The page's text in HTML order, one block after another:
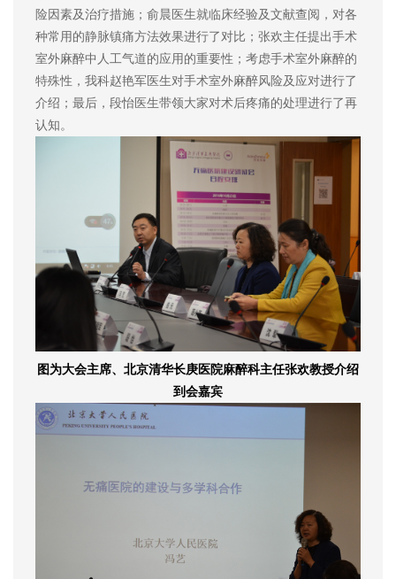
险因素及治疗措施；俞晨医生就临床经验及文献查阅，对各
种常用的静脉镇痛方法效果进行了对比；张欢主任提出手术
室外麻醉中人工气道的应用的重要性；考虑手术室外麻醉的
特殊性，我科赵艳军医生对手术室外麻醉风险及应对进行了
介绍；最后，段怡医生带领大家对术后疼痛的处理进行了再
认知。
图为大会主席、北京清华长庚医院麻醉科主任张欢教授介绍
到会嘉宾